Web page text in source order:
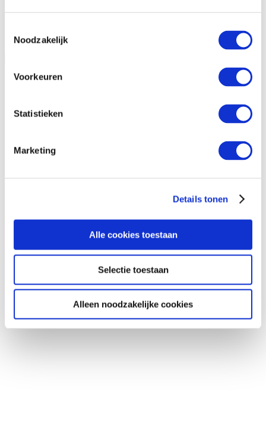
Noodzakelijk
Voorkeuren
Statistieken
Marketing
Details tonen
Alle cookies toestaan
Selectie toestaan
Alleen noodzakelijke cookies
Vraag informatie aan